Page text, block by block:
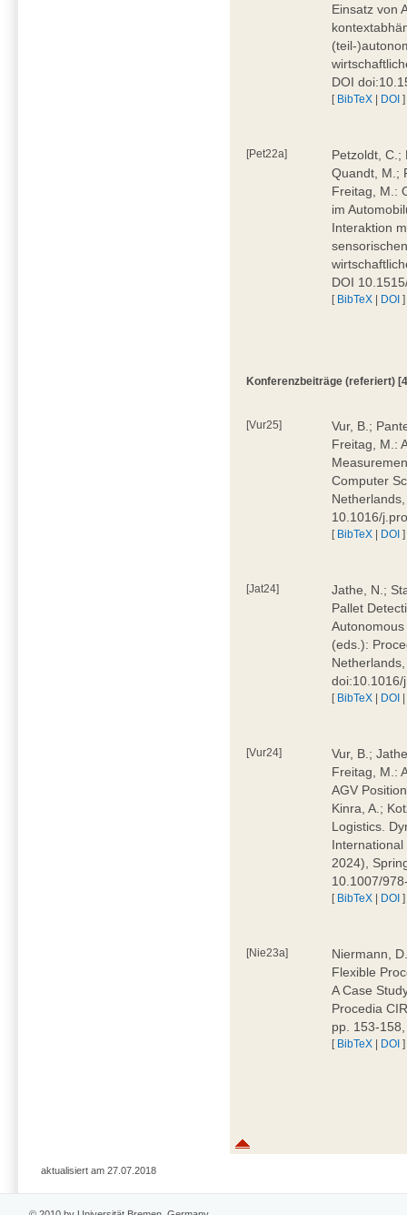
Einsatz von
(teil-
DOI
[ BibTeX | DOI ]
[Pet22a]
Petzoldt, C.;
Quandt, M.;
Freitag, M.:
im
Interaktion
DOI
[ BibTeX | DOI ]
Konferenzbeiträge (referiert)
[Vur25]
Vur, B.;
Freitag, M.:
Computer
10.1016/
[ BibTeX | DOI ]
[Jat24]
Jathe, N.;
Pallet
(eds.):
[ BibTeX | DOI
[Vur24]
Vur, B.;
Freitag, M.:
AGV
Kinra, A.;
Logistics.
2024),
10.1007/
[ BibTeX | DOI ]
[Nie23a]
Niermann,
Flexible
A Case
Procedia
pp. 153-
[ BibTeX | DOI ]
aktualisiert am 27.07.2018